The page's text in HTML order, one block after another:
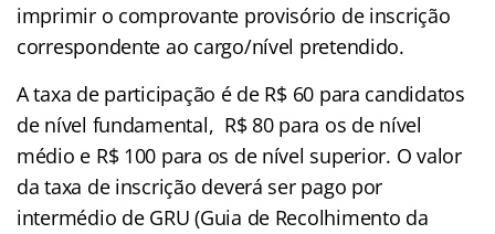
imprimir o comprovante provisório de inscrição
correspondente ao cargo/nível pretendido.
A taxa de participação é de R$ 60 para candidatos
de nível fundamental, R$ 80 para os de nível
médio e R$ 100 para os de nível superior. O valor
da taxa de inscrição deverá ser pago por
intermédio de GRU (Guia de Recolhimento da